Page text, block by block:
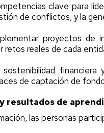
clave para
de conflictos, y la
proyectos de
retos reales de cada
financiera
de captación de
resultados de
las personas